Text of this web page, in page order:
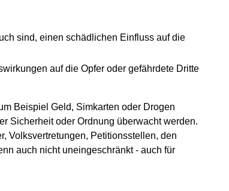
sind, einen schädlichen Einfluss auf die
auf die Opfer oder gefährdete Dritte
Beispiel Geld, Simkarten oder Drogen
Sicherheit oder Ordnung überwacht werden.
Volksvertretungen, Petitionsstellen, den
auch nicht uneingeschränkt - auch für